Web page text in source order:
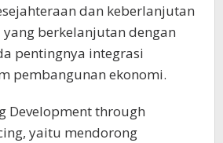
dan keberlanjutan
berkelanjutan dengan
pentingnya integrasi
pembangunan ekonomi.
Development through
yaitu mendorong